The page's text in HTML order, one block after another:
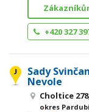
+420 327
Sady
Nevole
Choltice
okres